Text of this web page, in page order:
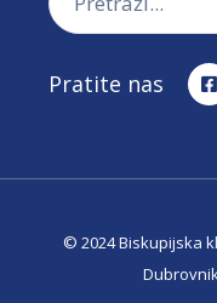
Pratite nas
© 2024 Biskupijska